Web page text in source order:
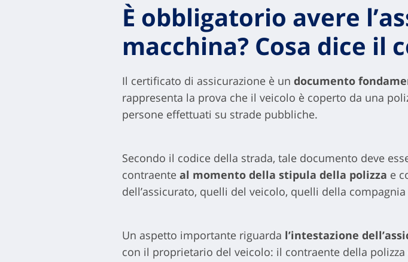
È obbligatorio avere
macchina? Cosa dice il
Il certificato di assicurazione è un documento
rappresenta la prova che il veicolo è coperto da una
persone effettuati su strade pubbliche.
Secondo il codice della strada, tale documento deve
contraente al momento della stipula della polizza e
dell’assicurato, quelli del veicolo, quelli della
Un aspetto importante riguarda l’intestazione
con il proprietario del veicolo: il contraente della